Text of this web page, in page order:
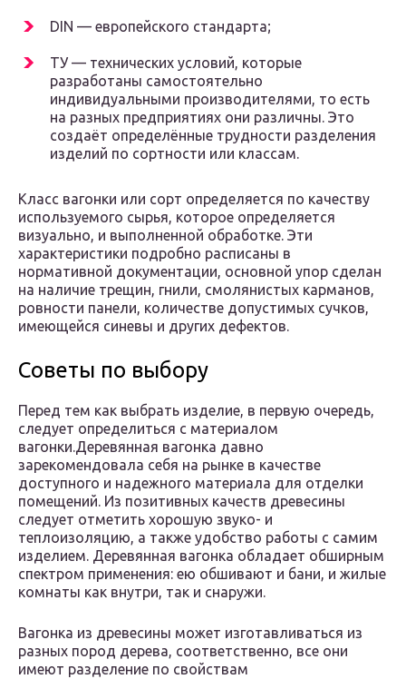
DIN — европейского стандарта;
ТУ — технических условий, которые
разработаны самостоятельно
индивидуальными производителями, то есть
на разных предприятиях они различны. Это
создаёт определённые трудности разделения
изделий по сортности или классам.
Класс вагонки или сорт определяется по качеству
используемого сырья, которое определяется
визуально, и выполненной обработке. Эти
характеристики подробно расписаны в
нормативной документации, основной упор сделан
на наличие трещин, гнили, смолянистых карманов,
ровности панели, количестве допустимых сучков,
имеющейся синевы и других дефектов.
Советы по выбору
Перед тем как выбрать изделие, в первую очередь,
следует определиться с материалом
вагонки.Деревянная вагонка давно
зарекомендовала себя на рынке в качестве
доступного и надежного материала для отделки
помещений. Из позитивных качеств древесины
следует отметить хорошую звуко- и
теплоизоляцию, а также удобство работы с самим
изделием. Деревянная вагонка обладает обширным
спектром применения: ею обшивают и бани, и жилые
комнаты как внутри, так и снаружи.
Вагонка из древесины может изготавливаться из
разных пород дерева, соответственно, все они
имеют разделение по свойствам